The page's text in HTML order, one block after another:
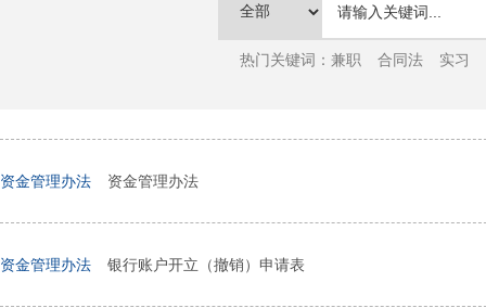
热门关键词： 兼职 合同法 实习
资金管理办法 资金管理办法
资金管理办法 银行账户开立（撤销）申请表